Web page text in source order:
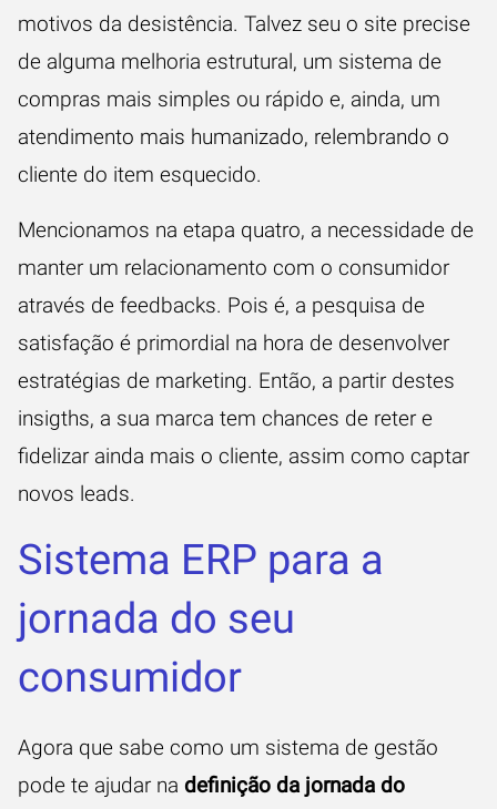
motivos da desistência. Talvez seu o site precise
de alguma melhoria estrutural, um sistema de
compras mais simples ou rápido e, ainda, um
atendimento mais humanizado, relembrando o
cliente do item esquecido.
Mencionamos na etapa quatro, a necessidade de
manter um relacionamento com o consumidor
através de feedbacks. Pois é, a pesquisa de
satisfação é primordial na hora de desenvolver
estratégias de marketing. Então, a partir destes
insigths, a sua marca tem chances de reter e
fidelizar ainda mais o cliente, assim como captar
novos leads.
Sistema ERP para a
jornada do seu
consumidor
Agora que sabe como um sistema de gestão
pode te ajudar na definição da jornada do